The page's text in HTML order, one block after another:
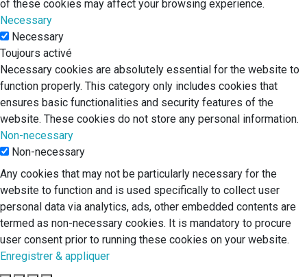
of these cookies may affect your browsing experience.
Necessary
Necessary
Toujours activé
Necessary cookies are absolutely essential for the website to
function properly. This category only includes cookies that
ensures basic functionalities and security features of the
website. These cookies do not store any personal information.
Non-necessary
Non-necessary
Any cookies that may not be particularly necessary for the
website to function and is used specifically to collect user
personal data via analytics, ads, other embedded contents are
termed as non-necessary cookies. It is mandatory to procure
user consent prior to running these cookies on your website.
Enregistrer & appliquer